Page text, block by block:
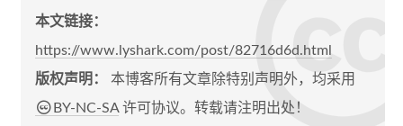
本文链接：
https://www.lyshark.com/post/82716d6d.html
版权声明： 本博客所有文章除特别声明外，均采用
BY-NC-SA许可协议。转载请注明出处！